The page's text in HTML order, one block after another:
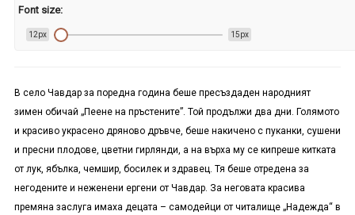
Font size:
12px 15px
В село Чавдар за поредна година беше пресъздаден народният
зимен обичай „Пеене на пръстените”. Той продължи два дни. Голямото
и красиво украсено дряново дръвче, беше накичено с пуканки, сушени
и пресни плодове, цветни гирлянди, а на върха му се кипреше китката
от лук, ябълка, чемшир, босилек и здравец. Тя беше отредена за
негодените и неженени ергени от Чавдар. За неговата красива
премяна заслуга имаха децата – самодейци от читалище „Надежда“ в